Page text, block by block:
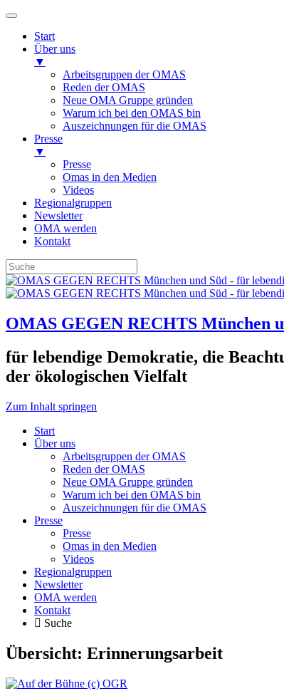
Start
Über uns
▼
Arbeitsgruppen der OMAS
Reden der OMAS
Neue OMA Gruppe gründen
Warum ich bei den OMAS bin
Auszeichnungen für die OMAS
Presse
▼
Presse
Omas in den Medien
Videos
Regionalgruppen
Newsletter
OMA werden
Kontakt
OMAS GEGEN RECHTS München
für lebendige Demokratie, die
der ökologischen Vielfalt
Zum Inhalt springen
Start
Über uns
Arbeitsgruppen der OMAS
Reden der OMAS
Neue OMA Gruppe gründen
Warum ich bei den OMAS bin
Auszeichnungen für die OMAS
Presse
Presse
Omas in den Medien
Videos
Regionalgruppen
Newsletter
OMA werden
Kontakt
Suche
Übersicht: Erinnerungsarbeit